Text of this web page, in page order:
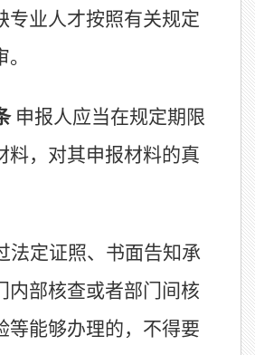
专业人才按照有关规定
申报人应当在规定期限
料，对其申报材料的真
法定证照、书面告知承
内部核查或者部门间核
等能够办理的，不得要